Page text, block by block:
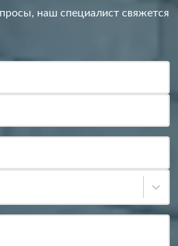
наш специалист свяжется